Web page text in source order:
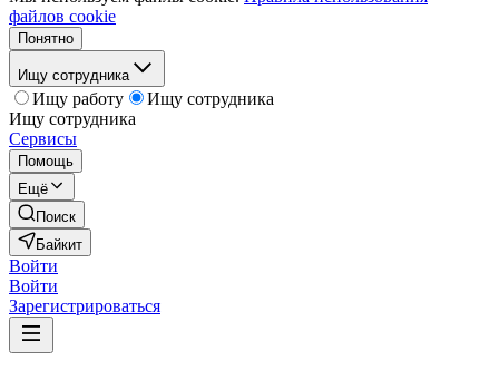
файлов cookie
Понятно
Ищу сотрудника
Ищу работу
Ищу сотрудника
Ищу сотрудника
Сервисы
Помощь
Ещё
Поиск
Байкит
Войти
Войти
Зарегистрироваться